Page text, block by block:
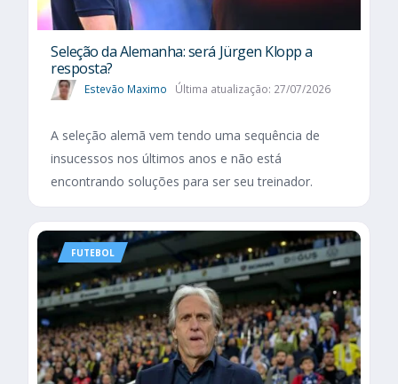
Seleção da Alemanha: será Jürgen Klopp a
resposta?
Estevão Maximo Última atualização: 27/07/2026
A seleção alemã vem tendo uma sequência de
insucessos nos últimos anos e não está
encontrando soluções para ser seu treinador.
FUTEBOL